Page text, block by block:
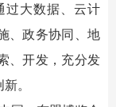
过大数据、云计
、政务协同、地
、开发，充分发
。